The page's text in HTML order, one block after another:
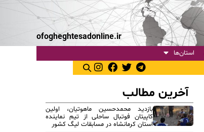
ofogheghtesadonline.ir
استان‌ها
آخرین مطالب
بازدید محمدحسین ماهوتیان، اولین
کاپیتان فوتبال ساحلی از تیم نماینده
استان کرمانشاه در مسابقات لیگ کشور